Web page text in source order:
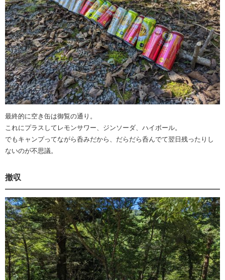
最終的に空き缶は御覧の通り。
これにプラスしてレモンサワー、ジンソーダ、ハイボール。
でもキャンプってながら呑みだから、だらだら呑んでて翌日残ったりし
ないのが不思議。
撤収